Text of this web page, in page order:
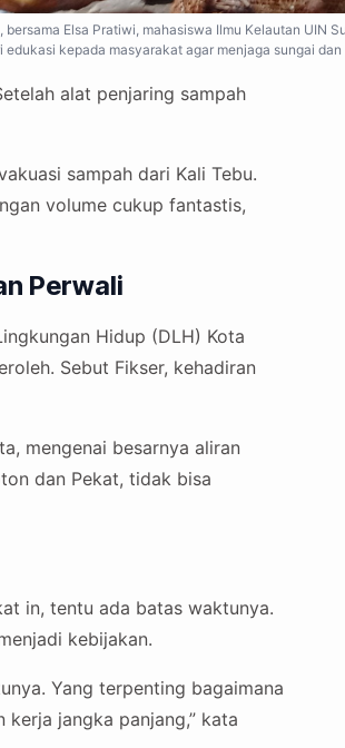
Elsa Pratiwi, mahasiswa Ilmu Kelautan
edukasi kepada masyarakat agar menjaga sungai
alat penjaring sampah
sampah dari Kali Tebu.
volume cukup fantastis,
Perwali
Hidup (DLH) Kota
Sebut Fikser, kehadiran
mengenai besarnya aliran
dan Pekat, tidak bisa
in, tentu ada batas waktunya.
kebijakan.
Yang terpenting bagaimana
jangka panjang,” kata